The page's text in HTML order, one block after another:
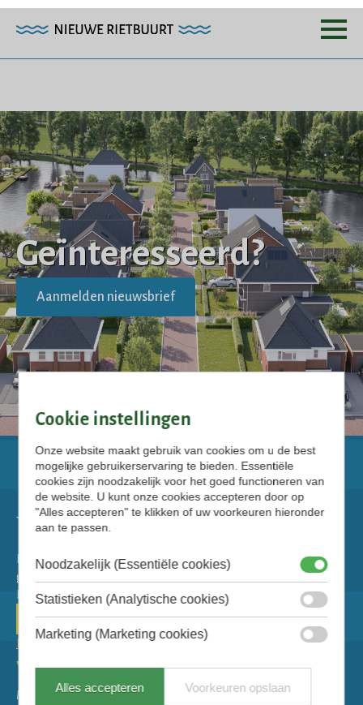
Geïnteresseerd?
Aanmelden nieuwsbrief
Royaal wonen te midden van water en
groen? Het kan in de Nieuwe Rietbuurt in
Franeker.
Privacyverklaring
Verkoop en informatie
Makelaardij Hoekstra
Cookie instellingen
Onze website maakt gebruik van cookies om u de best
mogelijke gebruikerservaring te bieden. Essentiële
cookies zijn noodzakelijk voor het goed functioneren van
de website. U kunt onze cookies accepteren door op
"Alles accepteren" te klikken of uw voorkeuren hieronder
aan te passen.
Noodzakelijk (Essentiële cookies)
Statistieken (Analytische cookies)
Marketing (Marketing cookies)
Alles accepteren Voorkeuren opslaan